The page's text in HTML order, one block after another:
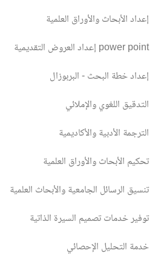
إعداد الأبحاث والأوراق العلمية
إعداد العروض التقديمية power point
إعداد خطة البحث - البربوزال
التدقيق اللغوي والإملائي
الترجمة الأدبية والأكاديمية
تحكيم الأبحاث والأوراق العلمية
تنسيق الرسائل الجامعية والأبحاث العلمية
توفير خدمات تصميم السيرة الذاتية
خدمة التحليل الإحصائي